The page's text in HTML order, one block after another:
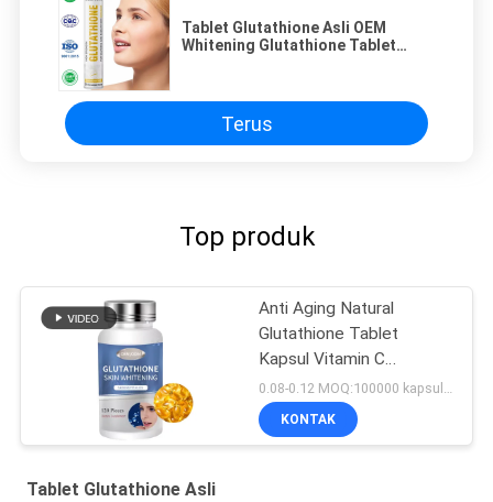
Tablet Glutathione Asli OEM
Whitening Glutathione Tablet
Terus
Top produk
Anti Aging Natural
Glutathione Tablet
Kapsul Vitamin C
Collagen 500 Mg
0.08-0.12 MOQ:100000 kapsul / tablet
KONTAK
Tablet Glutathione Asli